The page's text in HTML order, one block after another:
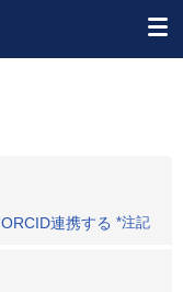
ORCID連携する *注記